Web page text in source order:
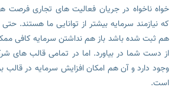
خواه ناخواه در جریان فعالیت های تجاری
که نیازمند سرمایه بیشتر از توانایی ما هستند.
هم ثبت شده باشد باز هم نداشتن سرمایه کافی
از دست شما در بیاورد. اما در تمامی قالب های
وجود دارد و آن هم امکان افزایش سرمایه در قالب
است.